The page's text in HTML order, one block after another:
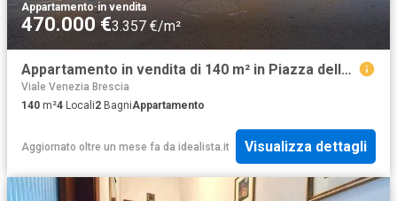
Appartamento·in vendita
470.000 €3.357 €/m²
Appartamento in vendita di 140 m² in Piazza della Vittoria
Viale Venezia Brescia
140 m²4 Locali2 BagniAppartamento
Aggiornato oltre un mese fa da idealista.it Visualizza dettagli